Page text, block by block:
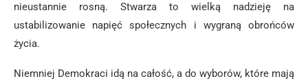
nieustannie rosną. Stwarza to wielką nadzieję na
ustabilizowanie napięć społecznych i wygraną obrońców
życia.
Niemniej Demokraci idą na całość, a do wyborów, które mają